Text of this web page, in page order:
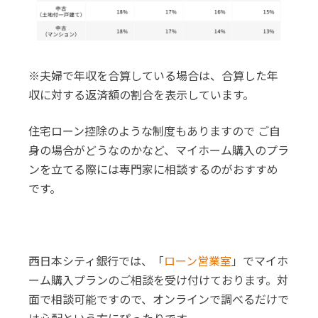
※夫婦で年収を合算している場合は、合算した年
収に対する返済額の割合を表示しています。
住宅ローン控除のような制度もありますので ご自
身の場合がどうなのかなど、マイホーム購入のプラ
ンを立てる際には専門家に相談するのがおすすめ
です。
西日本シティ銀行では、「ローン営業室 」でマイホ
ーム購入プランのご相談を受け付けております。対
面で相談可能ですので、オンラインで調べるだけで